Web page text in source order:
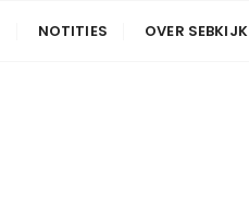
NOTITIES OVER SEBKIJK